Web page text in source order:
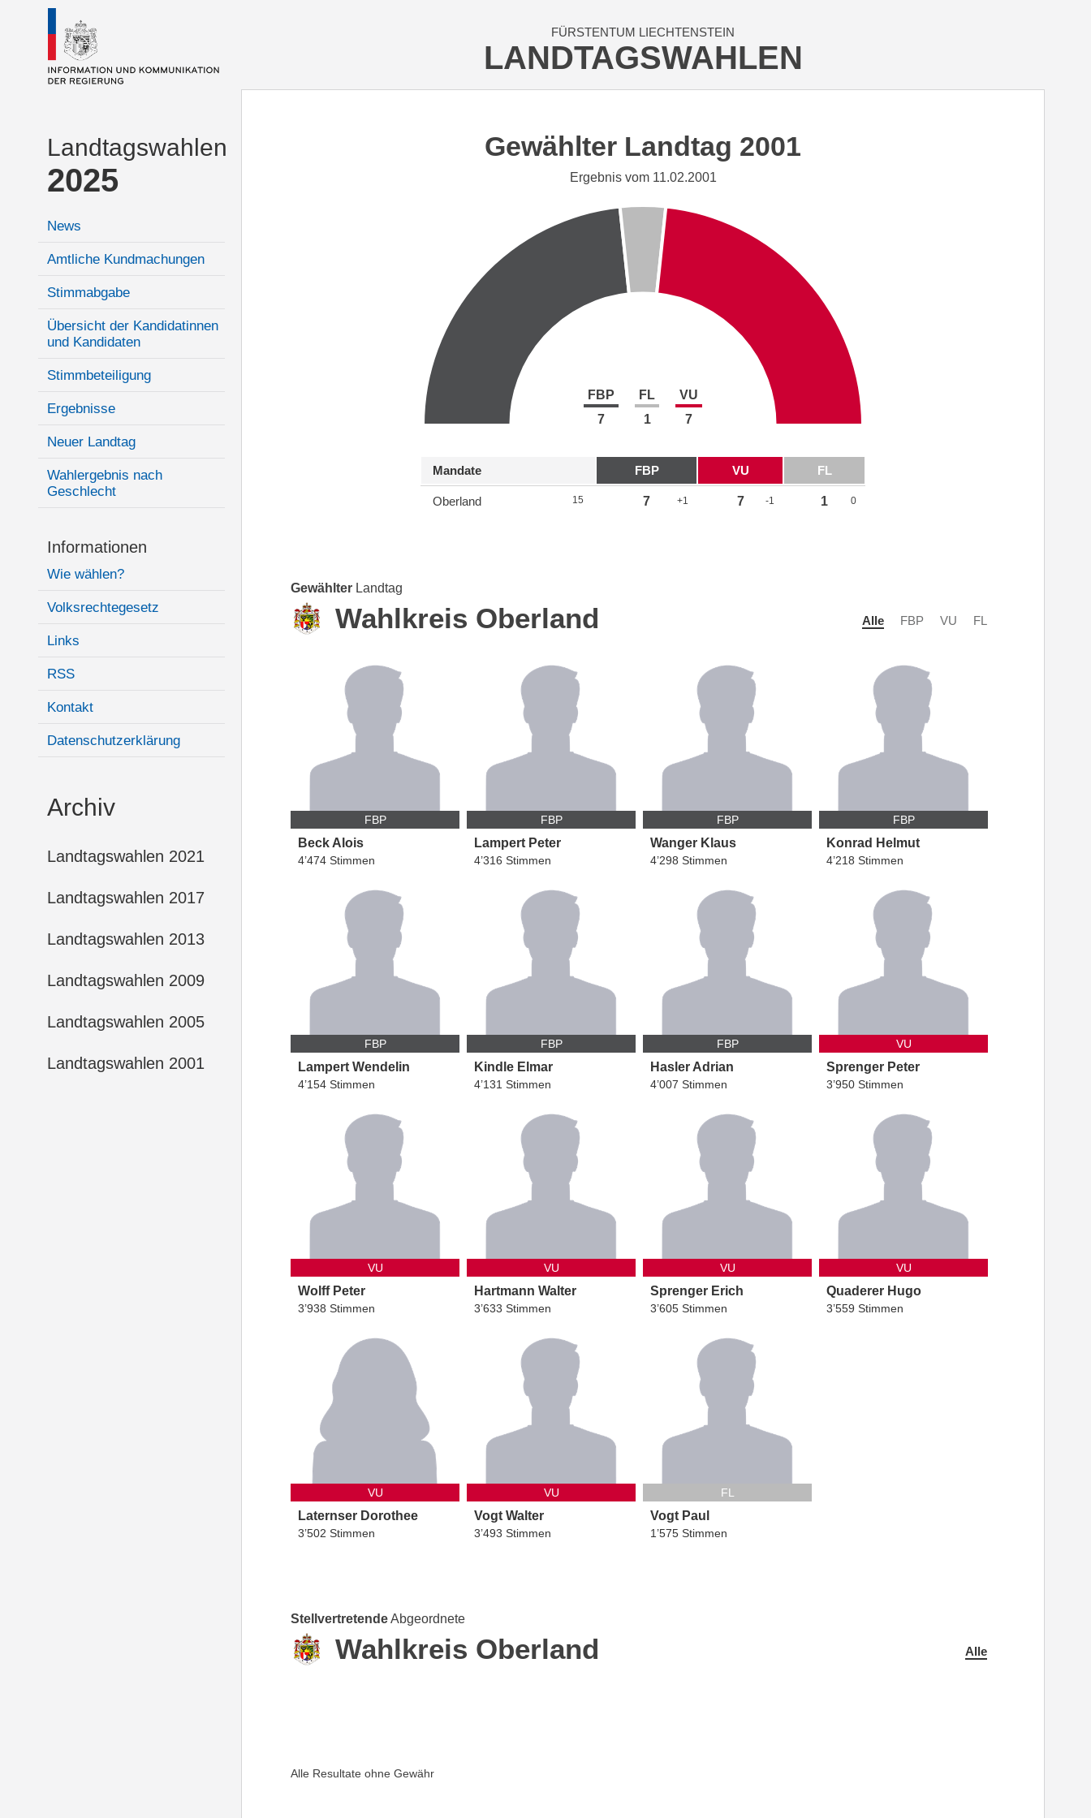
Landtagswahlen
2025
News
Amtliche Kundmachungen
Stimmabgabe
Übersicht der Kandidatinnen
und Kandidaten
Stimmbeteiligung
Ergebnisse
Neuer Landtag
Wahlergebnis nach
Geschlecht
Informationen
Wie wählen?
Volksrechtegesetz
Links
RSS
Kontakt
Datenschutzerklärung
Archiv
Landtagswahlen 2021
Landtagswahlen 2017
Landtagswahlen 2013
Landtagswahlen 2009
Landtagswahlen 2005
Landtagswahlen 2001
FÜRSTENTUM LIECHTENSTEIN
LANDTAGSWAHLEN
Gewählter Landtag 2001
Ergebnis vom 11.02.2001
FBP
7
FL
1
VU
7
Mandate FBP VU FL
Oberland 15 7 +1 7 -1 1 0
Gewählter Landtag
Wahlkreis Oberland Alle FBP VU FL
FBP
Beck Alois
4’474 Stimmen
FBP
LampertPeter
4’316 Stimmen
FBP
WangerKlaus
4’298 Stimmen
FBP
Konrad Helmut
4’218 Stimmen
FBP
Lampert Wendelin
4’154 Stimmen
FBP
KindleElmar
4’131 Stimmen
FBP
HaslerAdrian
4’007 Stimmen
VU
SprengerPeter
3’950 Stimmen
VU
WolffPeter
3’938 Stimmen
VU
Hartmann Walter
3’633 Stimmen
VU
SprengerErich
3’605 Stimmen
VU
QuadererHugo
3’559 Stimmen
VU
Laternser Dorothee
3’502 Stimmen
VU
VogtWalter
3’493 Stimmen
FL
VogtPaul
1’575 Stimmen
StellvertretendeAbgeordnete
Wahlkreis Oberland Alle
Alle Resultate ohne Gewähr